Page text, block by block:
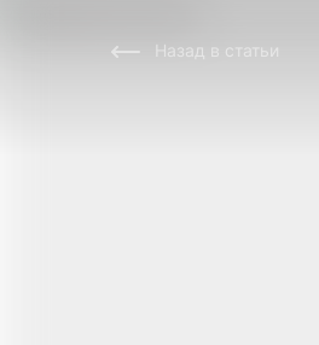
Назад в статьи